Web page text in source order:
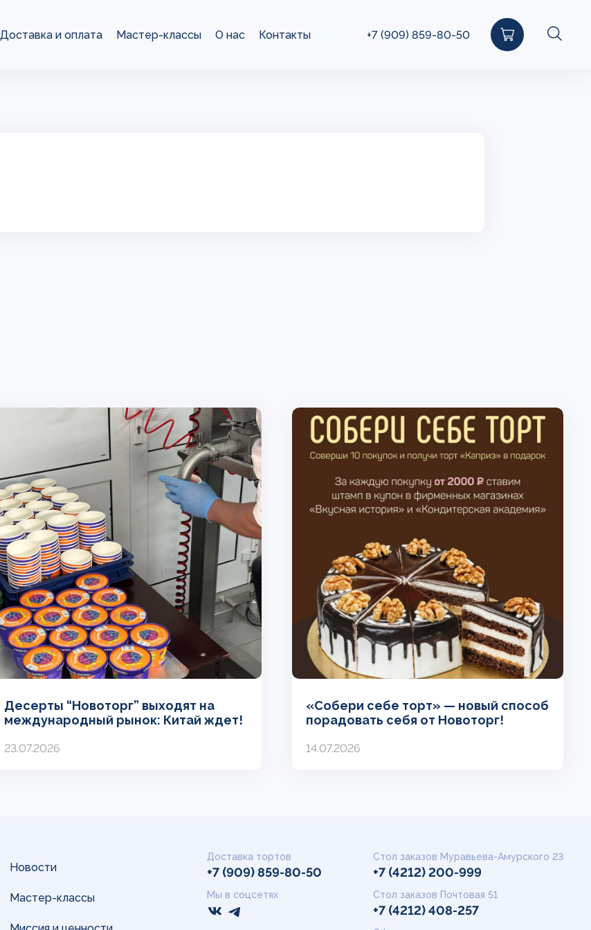
Доставка и оплата Мастер-классы О нас Контакты +7 (909) 859-80-50
Десерты “Новоторг” выходят на
международный рынок: Китай ждет!
23.07.2026
«Собери себе торт» — новый способ
порадовать себя от Новоторг!
14.07.2026
Новости
Мастер-классы
Доставка тортов
+7 (909) 859-80-50
Мы в соцсетях
Стол заказов Муравьева-Амурского 23
+7 (4212) 200-999
Стол заказов Почтовая 51
+7 (4212) 408-257